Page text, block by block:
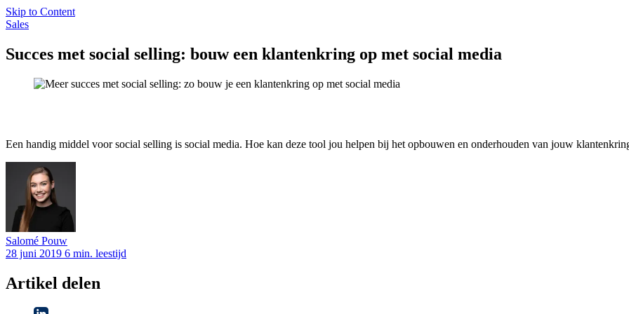
Skip to Content
Sales
Succes met social selling: bouw een klantenkring op met social media
Een handig middel voor social selling is social media. Hoe kan deze tool jou helpen bij het opbouwen en onderhouden van jouw
Salomé Pouw
28 juni 2019 6 min. leestijd
Artikel delen